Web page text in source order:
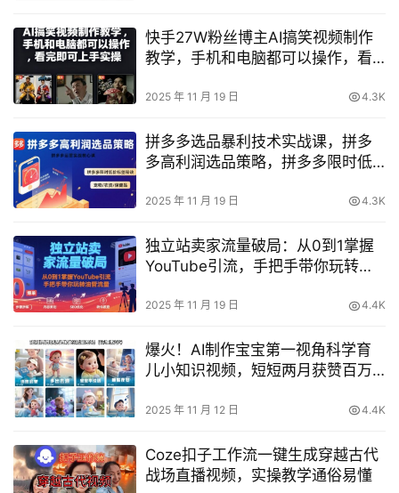
快手27W粉丝博主AI搞笑视频制作
教学，手机和电脑都可以操作，看
2025 年 11 月 19 日 4.3K
拼多多选品暴利技术实战课，拼多
多高利润选品策略，拼多多限时低
2025 年 11 月 19 日 4.3K
独立站卖家流量破局：从0到1掌握
YouTube引流，手把手带你玩转油
2025 年 11 月 19 日 4.4K
爆火！AI制作宝宝第一视角科学育
儿小知识视频，短短两月获赞百万
2025 年 11 月 12 日 4.4K
Coze扣子工作流一键生成穿越古代
战场直播视频，实操教学通俗易懂